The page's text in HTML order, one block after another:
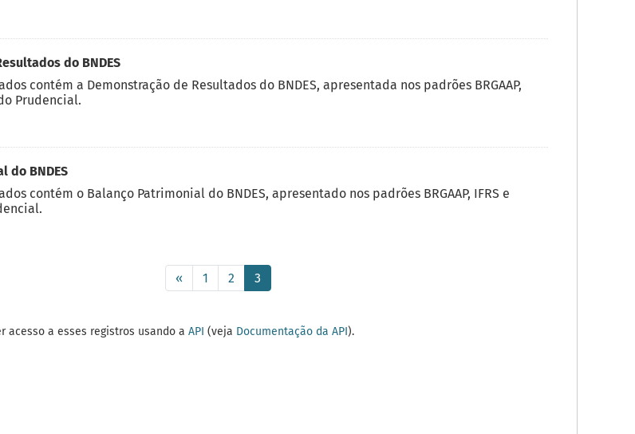
do BNDES
contém a Demonstração de Resultados do BNDES, apresentada nos padrões BRGAAP,
Prudencial.
do BNDES
contém o Balanço Patrimonial do BNDES, apresentado nos padrões BRGAAP, IFRS e
« 1 2 3
acesso a esses registros usando a API (veja Documentação da API).